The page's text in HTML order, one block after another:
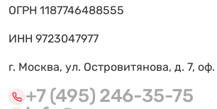
ОГРН 1187746488555
ИНН 9723047977
г. Москва, ул. Островитянова, д. 7,
+7 (495) 246-35-75